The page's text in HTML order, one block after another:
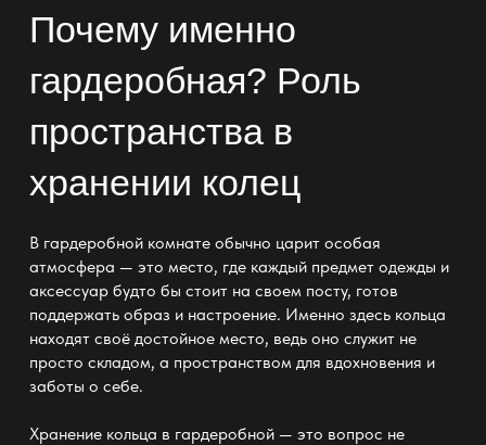
Почему именно
гардеробная? Роль
пространства в
хранении колец
В гардеробной комнатеобычно царит особая
атмосфера — это место, где каждый предмет одежды и
аксессуар будто бы стоит на своем посту, готов
поддержать образ и настроение. Именно здесь кольца
находят своё достойное место, ведь оно служит не
просто складом, а пространством для вдохновения и
заботы о себе.
Хранение кольца в гардеробной — это вопрос не